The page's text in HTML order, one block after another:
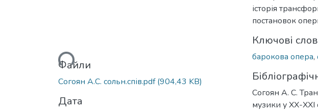
Вантажиться...Файли
Согоян А.С. сольн.спів.pdf(904,43 KB)
Дата
історія
постановок
Ключові
барокова опера,
Согоян А. С.
музики у ХХ-ХХІ